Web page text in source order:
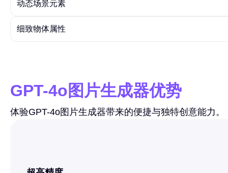
动态场景元素
细致物体属性
GPT-4o图片生成器优势
体验GPT-4o图片生成器带来的便捷与独特创意能力。